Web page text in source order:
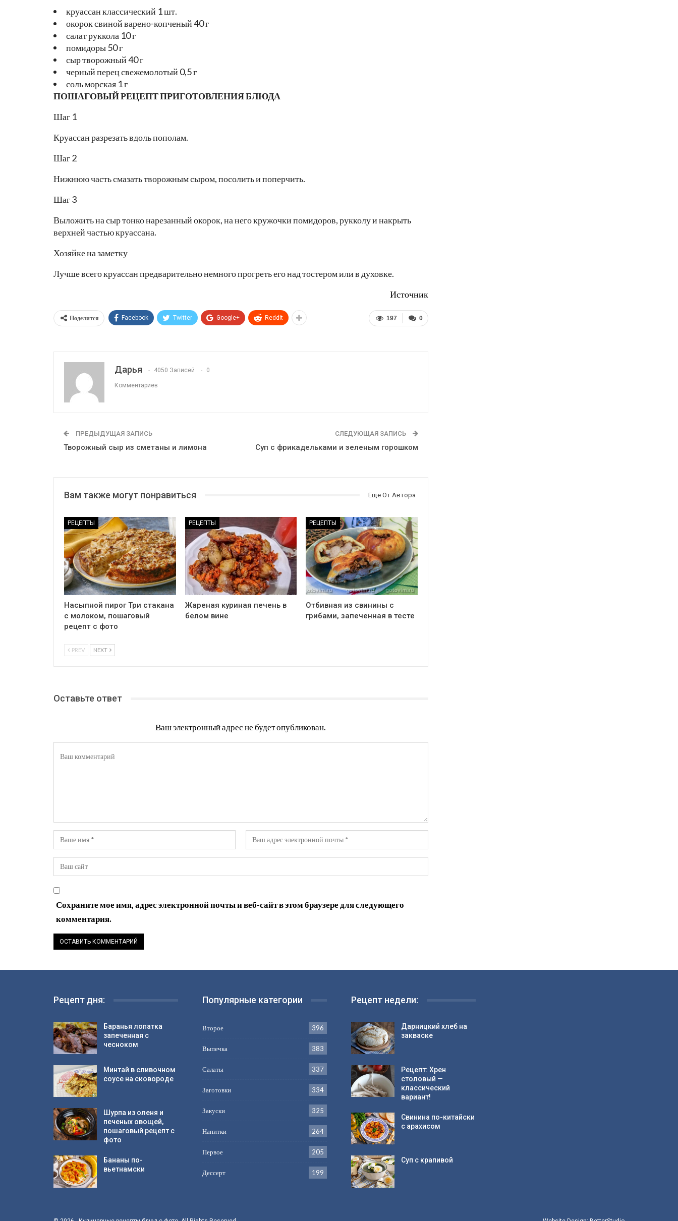
круассан классический 1 шт.
окорок свиной варено-копченый 40 г
салат руккола 10 г
помидоры 50 г
сыр творожный 40 г
черный перец свежемолотый 0,5 г
соль морская 1 г
ПОШАГОВЫЙ РЕЦЕПТ ПРИГОТОВЛЕНИЯ БЛЮДА
Шаг 1
Круассан разрезать вдоль пополам.
Шаг 2
Нижнюю часть смазать творожным сыром, посолить и поперчить.
Шаг 3
Выложить на сыр тонко нарезанный окорок, на него кружочки помидоров, рукколу и накрыть
верхней частью круассана.
Хозяйке на заметку
Лучше всего круассан предварительно немного прогреть его над тостером или в духовке.
Источник
0
197
Поделится Facebook Twitter Google+ ReddIt
Дарья 4050 Записей 0
Комментариев
ПРЕДЫДУЩАЯ ЗАПИСЬ
Творожный сыр из сметаны и лимона
СЛЕДУЮЩАЯ ЗАПИСЬ
Суп с фрикадельками и зеленым горошком
Вам также могут понравиться Еще От Автора
РЕЦЕПТЫ
Насыпной пирог Три стакана
с молоком, пошаговый
рецепт с фото
РЕЦЕПТЫ
Жареная куриная печень в
белом вине
РЕЦЕПТЫ
Отбивная из свинины с
грибами, запеченная в тесте
PREV NEXT
Оставьте ответ
Ваш электронный адрес не будет опубликован.
Сохраните мое имя, адрес электронной почты и веб-сайт в этом браузере для следующего
комментария.
Рецепт дня:
Баранья лопатка
запеченная с
чесноком
Минтай в сливочном
соусе на сковороде
Шурпа из оленя и
печеных овощей,
пошаговый рецепт с
фото
Бананы по-
вьетнамски
Популярные категории
Второе 396
Выпечка 383
Салаты 337
Заготовки 334
Закуски 325
Напитки 264
Первое 205
Дессерт 199
Рецепт недели:
Дарницкий хлеб на
закваске
Рецепт: Хрен
столовый —
классический
вариант!
Свинина по-китайски
с арахисом
Суп с крапивой